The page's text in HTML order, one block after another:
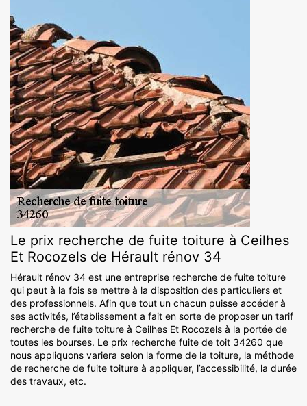
Le prix recherche de fuite toiture à Ceilhes
Et Rocozels de Hérault rénov 34
Hérault rénov 34 est une entreprise recherche de fuite toiture
qui peut à la fois se mettre à la disposition des particuliers et
des professionnels. Afin que tout un chacun puisse accéder à
ses activités, l’établissement a fait en sorte de proposer un tarif
recherche de fuite toiture à Ceilhes Et Rocozels à la portée de
toutes les bourses. Le prix recherche fuite de toit 34260 que
nous appliquons variera selon la forme de la toiture, la méthode
de recherche de fuite toiture à appliquer, l’accessibilité, la durée
des travaux, etc.